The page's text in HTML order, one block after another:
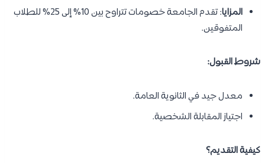
المزايا
: تقدم الجامعة خصومات تتراوح بين 10% إلى 25% للطلاب
المتفوقين.
شروط القبول:
معدل جيد في الثانوية العامة.
اجتياز المقابلة الشخصية.
كيفية التقديم؟